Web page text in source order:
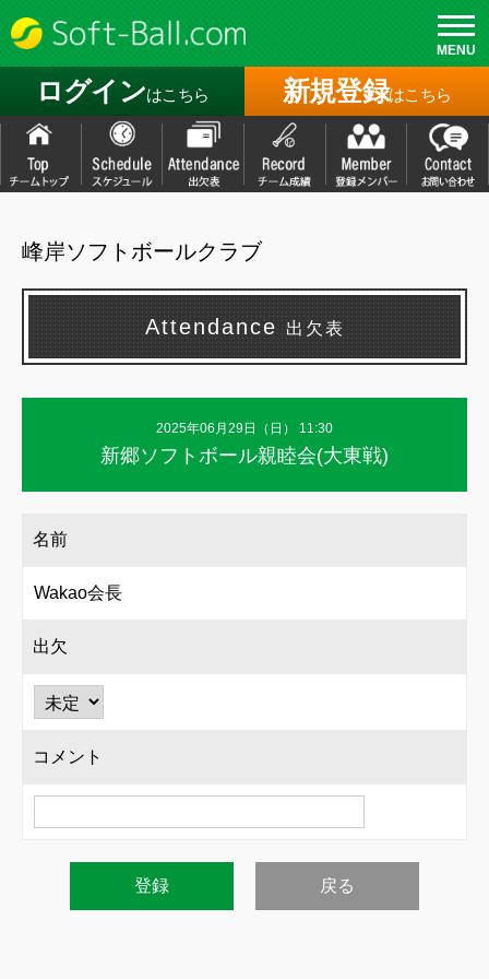
ログインはこちら 新規登録はこちら
MENU
峰岸ソフトボールクラブ
Attendance出欠表
2025年06月29日（ 日 ） 11:30
新郷ソフトボール親睦会(大東戦)
名前
Wakao会長
出欠
コメント